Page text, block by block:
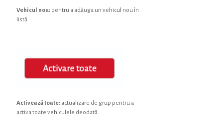
Vehicul nou: pentru a adăuga un vehicul nou în
listă.
Activează toate: actualizare de grup pentru a
activa toate vehiculele deodată.